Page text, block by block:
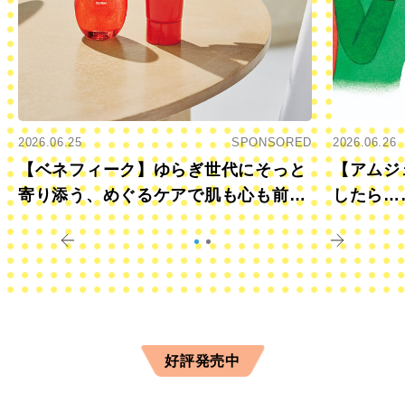
2026.06.25 SPONSORED
【ベネフィーク】ゆらぎ世代にそっと
寄り添う、めぐるケアで肌も心も前向
きに
2026.06.26
【アムジ
したら
すか？
好評発売中